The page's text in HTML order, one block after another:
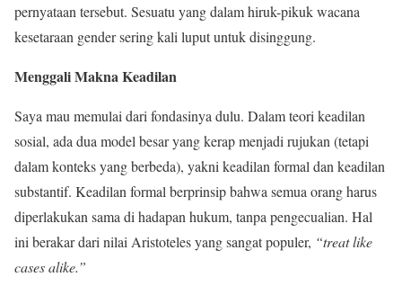
pernyataan tersebut. Sesuatu yang dalam hiruk-pikuk wacana
kesetaraan gender sering kali luput untuk disinggung.
Menggali Makna Keadilan
Saya mau memulai dari fondasinya dulu. Dalam teori keadilan
sosial, ada dua model besar yang kerap menjadi rujukan (tetapi
dalam konteks yang berbeda), yakni keadilan formal dan keadilan
substantif. Keadilan formal berprinsip bahwa semua orang harus
diperlakukan sama di hadapan hukum, tanpa pengecualian. Hal
ini berakar dari nilai Aristoteles yang sangat populer, “treat like
cases alike.”